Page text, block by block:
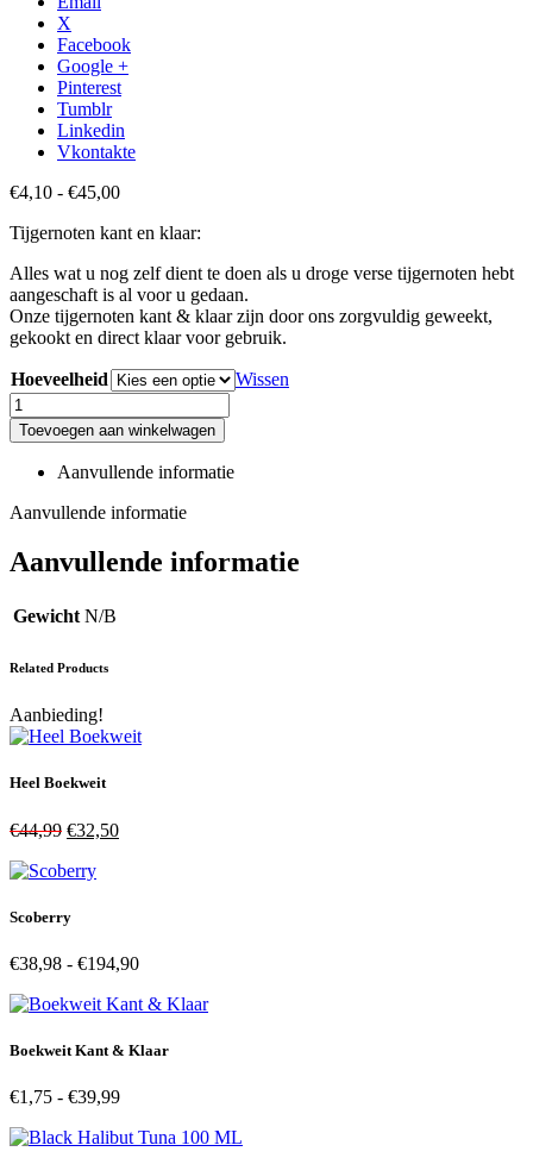
X
Facebook
Google +
Pinterest
Tumblr
Linkedin
Vkontakte
€4,10 - €45,00Prijsklasse:
tot
Tijgernoten kant en klaar:
Alles wat u nog zelf dient te doen als u droge verse tijgernoten hebt
aangeschaft is al voor u gedaan.
Onze tijgernoten kant & klaar zijn door ons zorgvuldig geweekt,
gekookt en direct klaar voor gebruik.
Hoeveelheid
Wissen
Tijgernoten
Kant
&
Klaar
Toevoegen aan winkelwagen
Aanvullende informatie
Aanvullende informatie
Aanvullende informatie
Gewicht N/B
Related Products
Aanbieding!
Heel Boekweit
€44,99 Oorspronkelijke
was:
€32,50Huidige
Scoberry
€38,98 - €194,90Prijsklasse:
tot
Boekweit Kant & Klaar
€1,75 - €39,99Prijsklasse:
tot